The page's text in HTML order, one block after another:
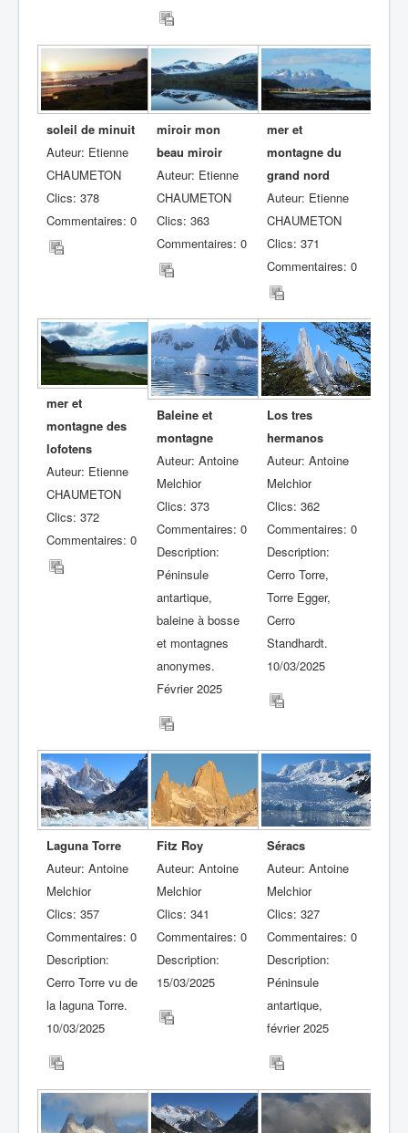
soleil de minuit
Auteur: Etienne
CHAUMETON
Clics: 378
Commentaires: 0
miroir mon
beau miroir
Auteur: Etienne
CHAUMETON
Clics: 363
Commentaires: 0
mer et
montagne du
grand nord
Auteur: Etienne
CHAUMETON
Clics: 371
Commentaires: 0
mer et
montagne des
lofotens
Auteur: Etienne
CHAUMETON
Clics: 372
Commentaires: 0
Baleine et
montagne
Auteur: Antoine
Melchior
Clics: 373
Commentaires: 0
Description:
Péninsule
antartique,
baleine à bosse
et montagnes
anonymes.
Février 2025
Los tres
hermanos
Auteur: Antoine
Melchior
Clics: 362
Commentaires: 0
Description:
Cerro Torre,
Torre Egger,
Cerro
Standhardt.
10/03/2025
Laguna Torre
Auteur: Antoine
Melchior
Clics: 357
Commentaires: 0
Description:
Cerro Torre vu de
la laguna Torre.
10/03/2025
Fitz Roy
Auteur: Antoine
Melchior
Clics: 341
Commentaires: 0
Description:
15/03/2025
Séracs
Auteur: Antoine
Melchior
Clics: 327
Commentaires: 0
Description:
Péninsule
antartique,
février 2025